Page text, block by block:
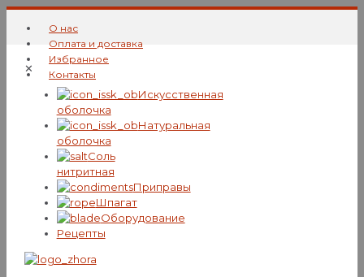
О нас
Оплата и доставка
Избранное
Контакты
✕
Искусcтвенная
оболочка
Натуральная
оболочка
Соль
нитритная
Приправы
Шпагат
Оборудование
Рецепты